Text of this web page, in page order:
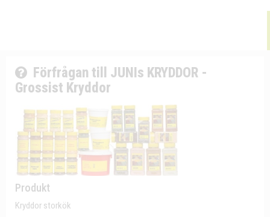
Förfrågan till JUNIs KRYDDOR -
Grossist Kryddor
Produkt
Kryddor storkök